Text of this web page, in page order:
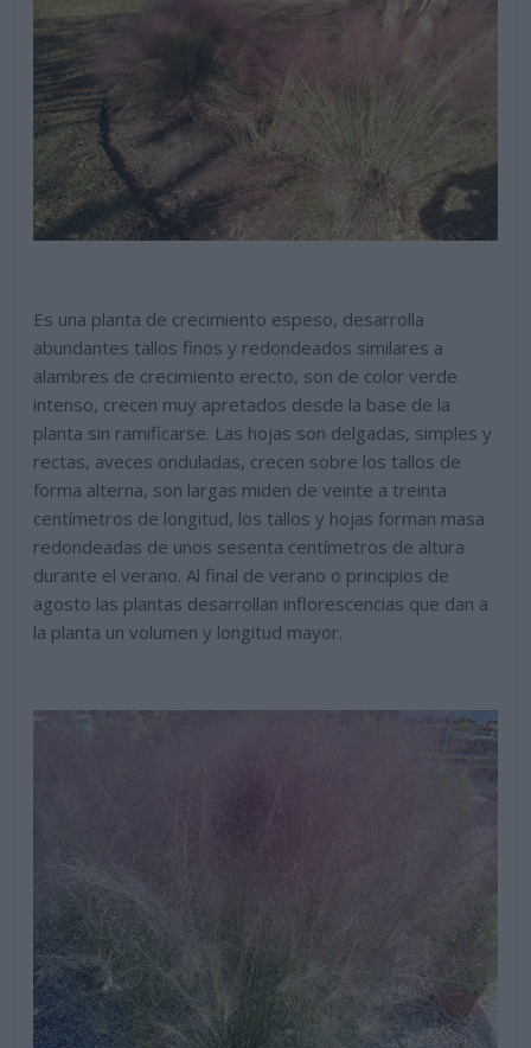
Es una planta de crecimiento espeso, desarrolla
abundantes tallos finos y redondeados similares a
alambres de crecimiento erecto, son de color verde
intenso, crecen muy apretados desde la base de la
planta sin ramificarse. Las hojas son delgadas, simples y
rectas, aveces onduladas, crecen sobre los tallos de
forma alterna, son largas miden de veinte a treinta
centímetros de longitud, los tallos y hojas forman masa
redondeadas de unos sesenta centímetros de altura
durante el verano. Al final de verano o principios de
agosto las plantas desarrollan inflorescencias que dan a
la planta un volumen y longitud mayor.